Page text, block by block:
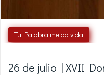
Tu Palabra me da vida
26 de julio | XVII